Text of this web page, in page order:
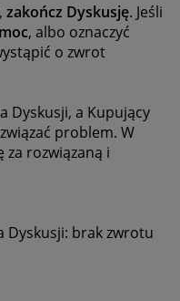
zakończ Dyskusję. Jeśli
, albo oznaczyć
o zwrot
Dyskusji, a Kupujący
problem. W
za rozwiązaną i
Dyskusji: brak zwrotu